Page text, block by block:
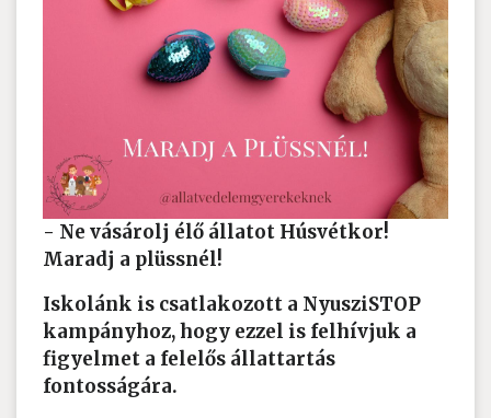
- Ne vásárolj élő állatot Húsvétkor!
Maradj a plüssnél!
Iskolánk is csatlakozott a NyusziSTOP
kampányhoz, hogy ezzel is felhívjuk a
figyelmet a felelős állattartás
fontosságára.